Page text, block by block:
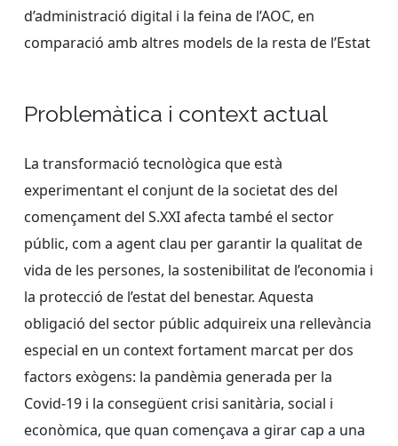
d’administració digital i la feina de l’AOC, en
comparació amb altres models de la resta de l’Estat
Problemàtica i context actual
La transformació tecnològica que està
experimentant el conjunt de la societat des del
començament del S.XXI afecta també el sector
públic, com a agent clau per garantir la qualitat de
vida de les persones, la sostenibilitat de l’economia i
la protecció de l’estat del benestar. Aquesta
obligació del sector públic adquireix una rellevància
especial en un context fortament marcat per dos
factors exògens: la pandèmia generada per la
Covid-19 i la consegüent crisi sanitària, social i
econòmica, que quan començava a girar cap a una